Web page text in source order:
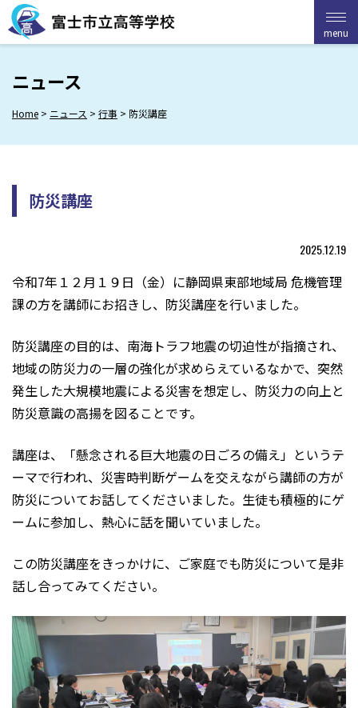
Skip
to
content
ニュース
Home > ニュース > 行事 > 防災講座
防災講座
2025.12.19
令和7年１２月１９日（金）に静岡県東部地域局 危機管理
課の方を講師にお招きし、防災講座を行いました。
防災講座の目的は、南海トラフ地震の切迫性が指摘され、
地域の防災力の一層の強化が求めらえているなかで、突然
発生した大規模地震による災害を想定し、防災力の向上と
防災意識の高揚を図ることです。
講座は、「懸念される巨大地震の日ごろの備え」というテ
ーマで行われ、災害時判断ゲームを交えながら講師の方が
防災についてお話してくださいました。生徒も積極的にゲ
ームに参加し、熱心に話を聞いていました。
この防災講座をきっかけに、ご家庭でも防災について是非
話し合ってみてください。
menu
menu